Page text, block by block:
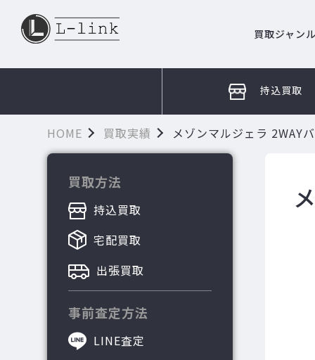
買取ジャン
持込買取
HOME 買取実績 メゾンマルジェラ
買取方法
持込買取
宅配買取
出張買取
事前査定方法
LINE査定